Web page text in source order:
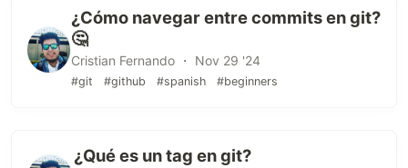
¿Cómo navegar entre commits en git?
🤔
Cristian Fernando ・ Nov 29 '24
#git #github #spanish #beginners
¿Qué es un tag en git?